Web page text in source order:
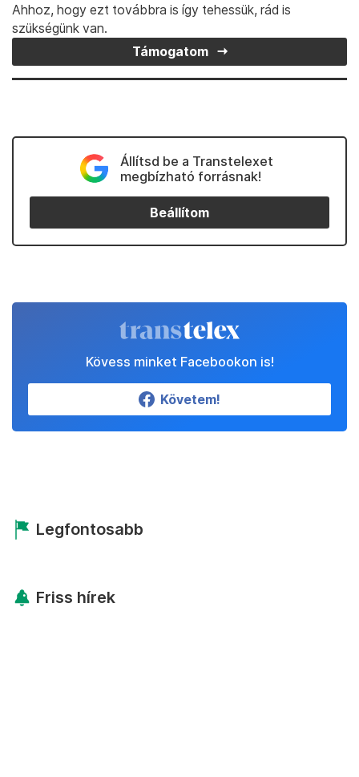
Ahhoz, hogy ezt továbbra is így tehessük, rád is
szükségünk van.
Támogatom
Állítsd be a Transtelexet
megbízható forrásnak!
Beállítom
Kövess minket Facebookon is!
Követem!
Legfontosabb
Friss hírek